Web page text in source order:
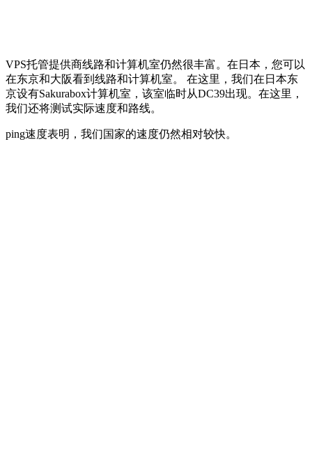
VPS托管提供商线路和计算机室仍然很丰富。在日本，您可以
在东京和大阪看到线路和计算机室。 在这里，我们在日本东
京设有Sakurabox计算机室，该室临时从DC39出现。在这里，
我们还将测试实际速度和路线。
ping速度表明，我们国家的速度仍然相对较快。